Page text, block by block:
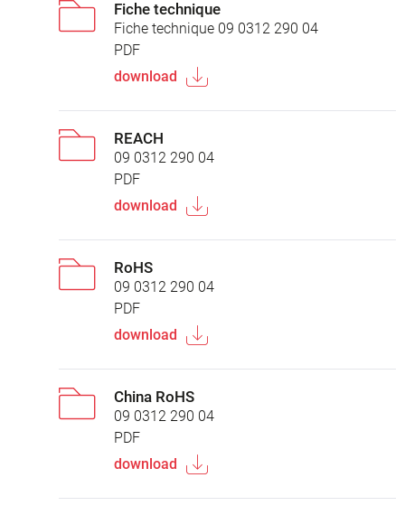
Fiche technique
Fiche technique 09 0312 290 04
PDF
download
REACH
09 0312 290 04
PDF
download
RoHS
09 0312 290 04
PDF
download
China RoHS
09 0312 290 04
PDF
download